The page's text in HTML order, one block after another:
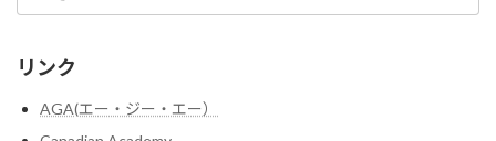
カ
ブ
リンク
AGA(エー・ジー・エー）